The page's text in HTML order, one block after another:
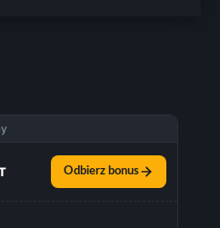
Odbierz bonus